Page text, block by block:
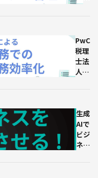
来
か
ら
考
業
員
デ
ー
PwC
税理
士法
人に
税務
業務
での
生成
生成
AIで
ビジ
ネス